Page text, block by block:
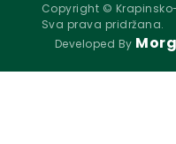
Copyright ©
Sva prava pridržana.
Developed By